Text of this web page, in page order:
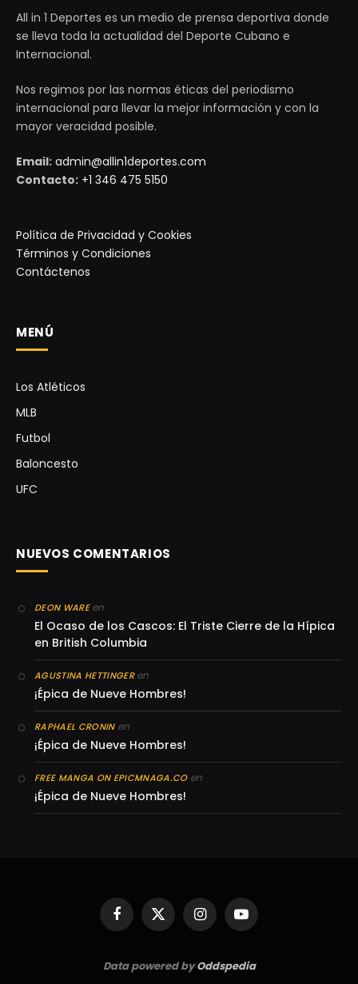
All in 1 Deportes es un medio de prensa deportiva donde
se lleva toda la actualidad del Deporte Cubano e
Internacional.
Nos regimos por las normas éticas del periodismo
internacional para llevar la mejor información y con la
mayor veracidad posible.
Email: admin@allin1deportes.com
Contacto: +1 346 475 5150
Política de Privacidad y Cookies
Términos y Condiciones
Contáctenos
MENÚ
Los Atléticos
MLB
Futbol
Baloncesto
UFC
NUEVOS COMENTARIOS
DEON WAREen
El Ocaso de los Cascos: El Triste Cierre de la Hípica
en British Columbia
AGUSTINA HETTINGERen
¡Épica de Nueve Hombres!
RAPHAEL CRONINen
¡Épica de Nueve Hombres!
FREE MANGA ON EPICMNAGA.COen
¡Épica de Nueve Hombres!
Facebook
X
(Twitter)
InstagramYouTube
Data powered byOddspedia